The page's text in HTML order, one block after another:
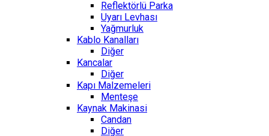
Reflektörlü Parka
Uyarı Levhası
Yağmurluk
Kablo Kanalları
Diğer
Kancalar
Diğer
Kapı Malzemeleri
Menteşe
Kaynak Makinasi
Candan
Diğer